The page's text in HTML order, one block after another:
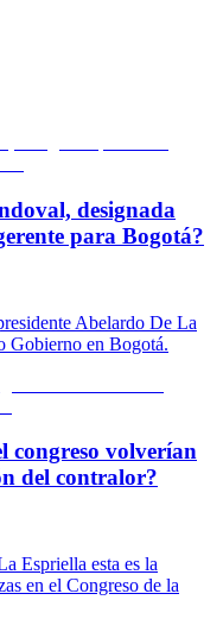
designada
para Bogotá?
Abelardo De La
Gobierno en Bogotá.
congreso volverían
del contralor?
Espriella esta es la
en el Congreso de la